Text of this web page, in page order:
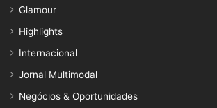
Glamour
Highlights
Internacional
Jornal Multimodal
Negócios & Oportunidades